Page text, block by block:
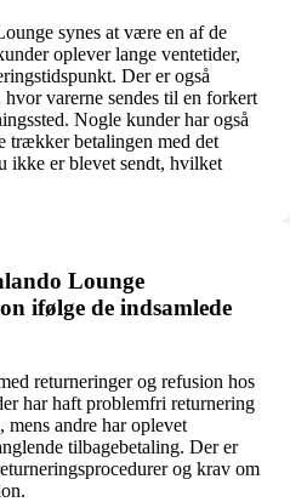
synes at være en af de
oplever lange ventetider,
Der er også
varerne sendes til en forkert
Nogle kunder har også
trækker betalingen med det
ikke er blevet sendt, hvilket
Lounge
ifølge de indsamlede
returneringer og refusion hos
har haft problemfri returnering
andre har oplevet
tilbagebetaling. Der er
og krav om